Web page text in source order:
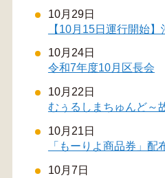
10月29日
【10月15日運行開始
10月24日
令和7年度10月区長会
10月22日
むぅるしまちゅんど～
10月21日
「もーりよ商品券」配
10月7日